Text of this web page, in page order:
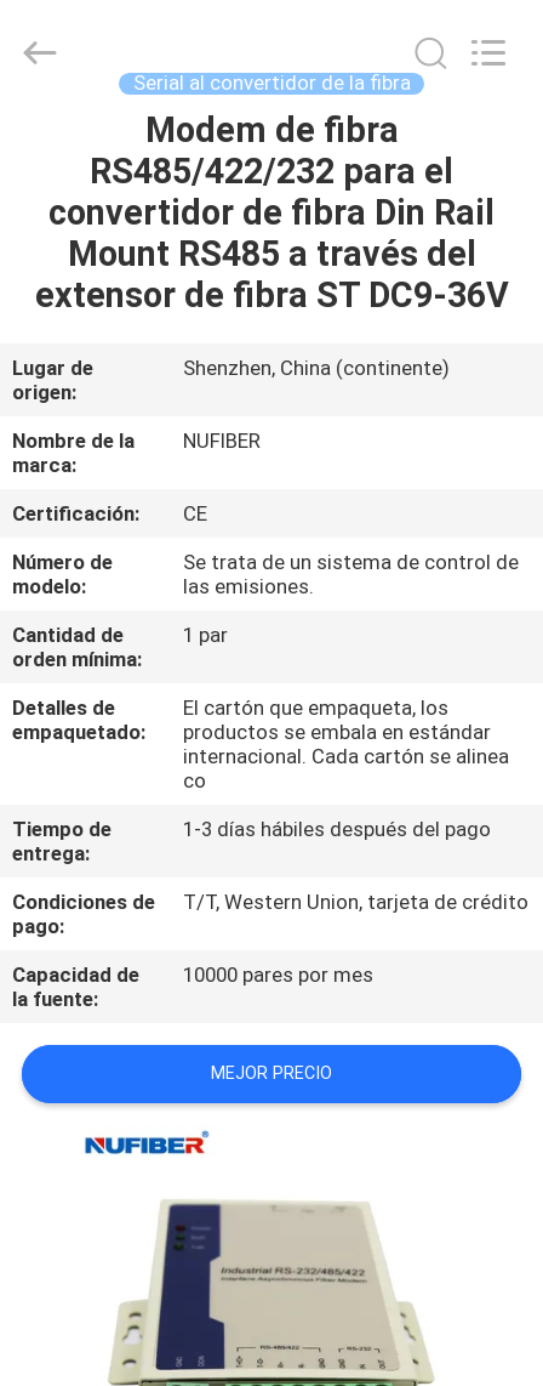
PRODUCTOS
SOBRE
VIAJE
DE
LA
FÁBRICA
CONTROL
DE
CONTACTO
CON
NOTICIAS
PIDA
UNA
POLÍTICA
Fivision
Digital
Serial al convertidor de la fibra
Modem de fibra
RS485/422/232 para el
convertidor de fibra Din Rail
Mount RS485 a través del
extensor de fibra ST DC9-36V
Lugar de
origen:
Shenzhen, China (continente)
Nombre de la
marca:
NUFIBER
Certificación:
CE
Número de
modelo:
Se trata de un sistema de control de
las emisiones.
Cantidad de
orden mínima:
1 par
Detalles de
empaquetado:
El cartón que empaqueta, los
productos se embala en estándar
internacional. Cada cartón se alinea
co
Tiempo de
entrega:
1-3 días hábiles después del pago
Condiciones de
pago:
T/T, Western Union, tarjeta de crédito
Capacidad de
la fuente:
10000 pares por mes
MEJOR PRECIO